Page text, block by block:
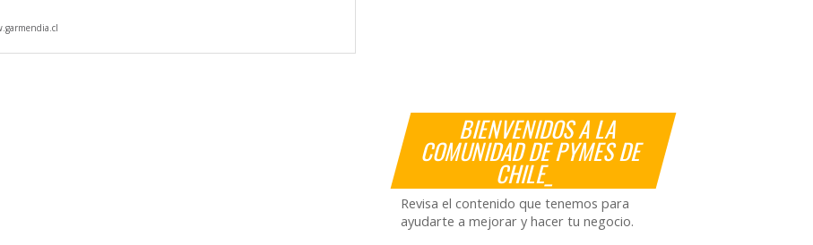
BIENVENIDOS A LA
COMUNIDAD DE PYMES DE
CHILE_
Revisa el contenido que tenemos para
ayudarte a mejorar y hacer tu negocio.